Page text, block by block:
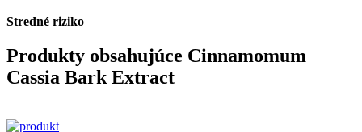
Stredné riziko
Produkty obsahujúce Cinnamomum
Cassia Bark Extract